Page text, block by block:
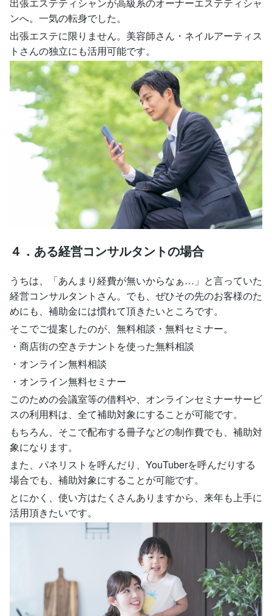
ンへ。一気の転身でした。
出張エステに限りません。美容師さん・ネイルアーティス
トさんの独立にも活用可能です。
４．ある経営コンサルタントの場合
うちは、「あんまり経費が無いからなぁ…」と言っていた
経営コンサルタントさん。でも、ぜひその先のお客様のた
めにも、補助金には慣れて頂きたいところです。
そこでご提案したのが、無料相談・無料セミナー。
・商店街の空きテナントを使った無料相談
・オンライン無料相談
・オンライン無料セミナー
このための会議室等の借料や、オンラインセミナーサービ
スの利用料は、全て補助対象にすることが可能です。
もちろん、そこで配布する冊子などの制作費でも、補助対
象になります。
また、パネリストを呼んだり、YouTuberを呼んだりする
場合でも、補助対象にすることが可能です。
とにかく、使い方はたくさんありますから、来年も上手に
活用頂きたいです。